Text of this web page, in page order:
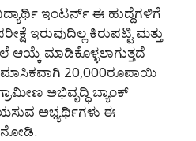
ಇಂಟರ್ನ್ ಈ ಹುದ್ದೆಗಳಿಗೆ
ಇರುವುದಿಲ್ಲ ಕಿರುಪಟ್ಟಿ ಮತ್ತು
ಮಾಡಿಕೊಳ್ಳಲಾಗುತ್ತದೆ
20,000ರೂಪಾಯಿ
ಅಭಿವೃದ್ಧಿ ಬ್ಯಾಂಕ್
ಅಭ್ಯರ್ಥಿಗಳು ಈ
ನೋಡಿ.